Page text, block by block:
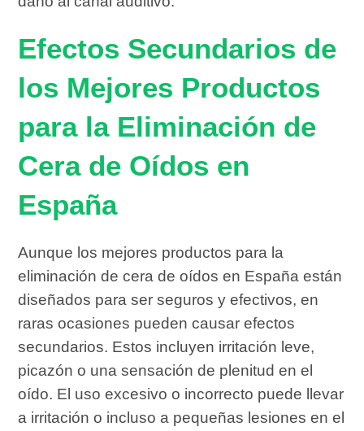
Efectos Secundarios de
los Mejores Productos
para la Eliminación de
Cera de Oídos en
España
Aunque los mejores productos para la
eliminación de cera de oídos en España están
diseñados para ser seguros y efectivos, en
raras ocasiones pueden causar efectos
secundarios. Estos incluyen irritación leve,
picazón o una sensación de plenitud en el
oído. El uso excesivo o incorrecto puede llevar
a irritación o incluso a pequeñas lesiones en el